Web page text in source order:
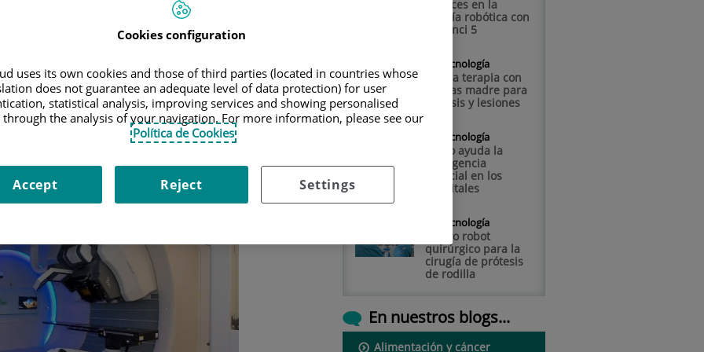
con protones alcanzando un mayor control en la dosis
médico del
Centro de Protonterapia de Quirónsalud
permite esculpir la dosis de radiaciónen el tumor,
sanoscircundantes". Esta es una de sus ventajas
en las que se aplican fotones o electrones, en
técnica de radioterapia, que ya es una realidad en
Avances en la
cirugía robótica con
Da Vinci 5
Tecnología
Nueva terapia con
células madre para
artrosis y lesiones
Tecnología
Cómo ayuda la
inteligencia
artificial en los
hospitales
Tecnología
Nuevo robot
quirúrgico para la
cirugía de prótesis
de rodilla
En nuestros blogs...
Alimentación y cáncer
Cookies configuration
uses its own cookies and those of third parties (located in countries whose
does not guarantee an adequate level of data protection) for user
statistical analysis, improving services and showing personalised
the analysis of your navigation. For more information, please see our
Política de Cookies
Settings
Reject
Accept